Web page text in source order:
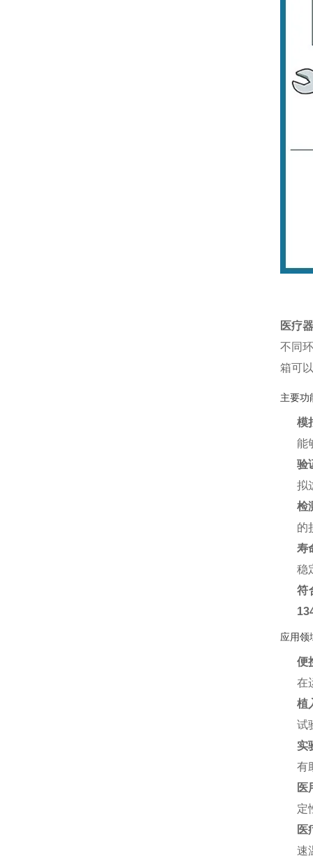
医疗
不同
箱可
主要功
模
能
验
拟
检
的
寿
稳
符
应用领
便
在
植
试
实
有
医
定
医
速